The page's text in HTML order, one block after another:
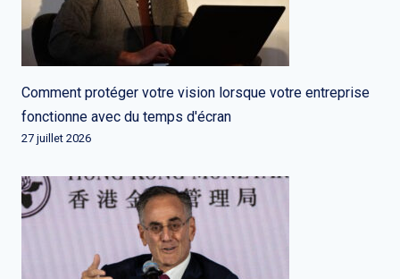
Comment protéger votre vision lorsque votre entreprise
fonctionne avec du temps d'écran
27 juillet 2026